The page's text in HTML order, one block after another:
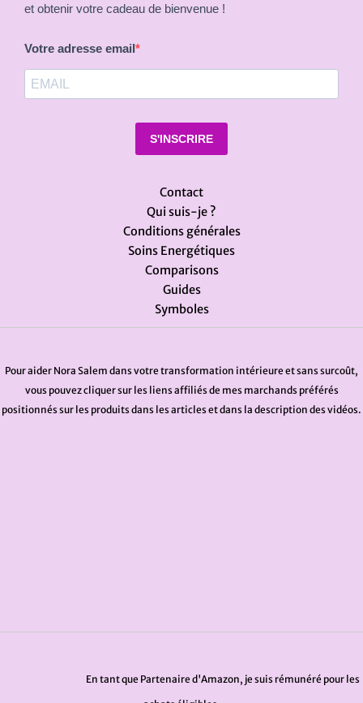
et obtenir votre cadeau de bienvenue !
Votre adresse email
S'INSCRIRE
Contact
Qui suis-je ?
Conditions générales
Soins Energétiques
Comparisons
Guides
Symboles
Pour aider Nora Salem dans votre transformation intérieure et sans surcoût,
vous pouvez cliquer sur les liens affiliés de mes marchands préférés
positionnés sur les produits dans les articles et dans la description des vidéos.
En tant que Partenaire d'Amazon, je suis rémunéré pour les